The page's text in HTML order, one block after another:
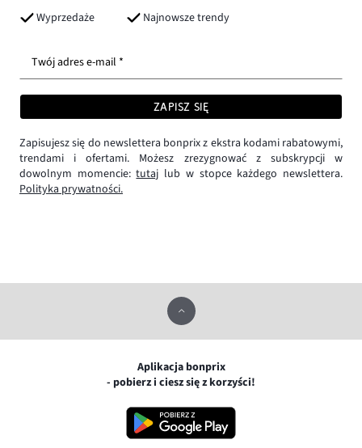
Wyprzedaże
Najnowsze trendy
Twój adres e-mail *
ZAPISZ SIĘ
Zapisujesz się do newslettera bonprix z ekstra kodami rabatowymi,
trendami i ofertami. Możesz zrezygnować z subskrypcji w
dowolnym momencie:tutaj lub w stopce każdego newslettera.
Polityka prywatności.
Aplikacja bonprix
- pobierz i ciesz się z korzyści!